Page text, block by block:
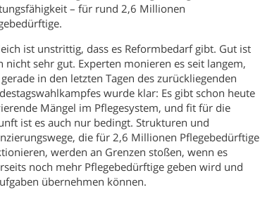
– für rund 2,6 Millionen
ist unstrittig, dass es Reformbedarf gibt. Gut ist
nicht sehr gut. Experten monieren es seit langem,
in den letzten Tagen des zurückliegenden
wurde klar: Es gibt schon heute
Mängel im Pflegesystem, und fit für die
ist es auch nur bedingt. Strukturen und
die für 2,6 Millionen Pflegebedürftige
werden an Grenzen stoßen, wenn es
noch mehr Pflegebedürftige geben wird und
übernehmen können.